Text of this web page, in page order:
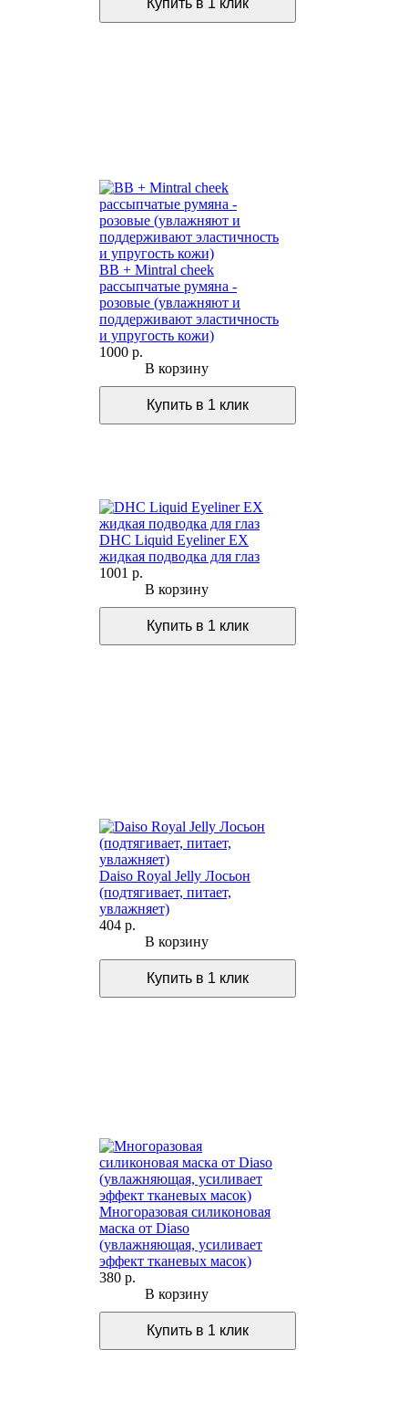
BB + Mintral cheek
рассыпчатые румяна -
розовые (увлажняют и
поддерживают эластичность
и упругость кожи)
1000 р.
В корзину
DHC Liquid Eyeliner EX
жидкая подводка для глаз
1001 р.
В корзину
Daiso Royal Jelly Лосьон
(подтягивает, питает,
увлажняет)
404 р.
В корзину
Многоразовая силиконовая
маска от Diaso
(увлажняющая, усиливает
эффект тканевых масок)
380 р.
В корзину